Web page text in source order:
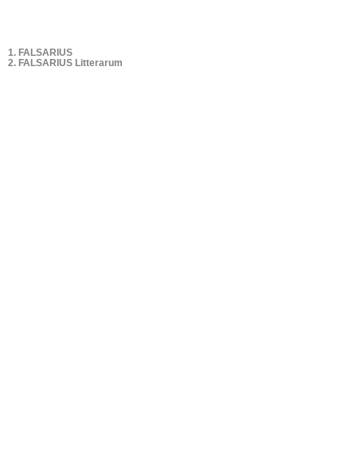
1. FALSARIUS
2. FALSARIUS Litterarum